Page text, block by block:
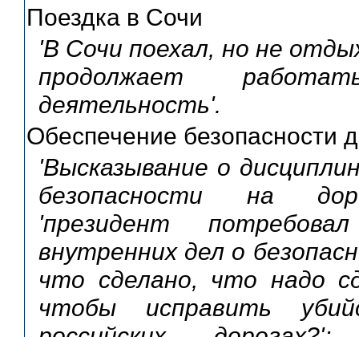
Поездка в Сочи
'В Сочи поехал, но не
продолжает
деятельность'.
Обеспечение безопасности
'Высказывание о
безопасности на
'президент
внутренних дел о
что сделано, что надо
чтобы исправить